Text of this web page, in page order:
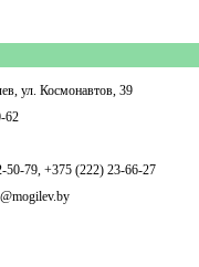
ул. Космонавтов, 39
62
50-79, +375 (222) 23-66-27